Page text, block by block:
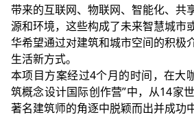
带来的互联网、物联网、智能化、共
源和环境，这些构成了未来智慧城市
华希望通过对建筑和城市空间的积极
生活新方式。
本项目方案经过4个月的时间，在大
筑概念设计国际创作营”中，从14家
著名建筑师的角逐中脱颖而出并成功